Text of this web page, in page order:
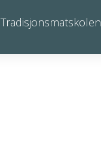
Tradisjonsmatskolen